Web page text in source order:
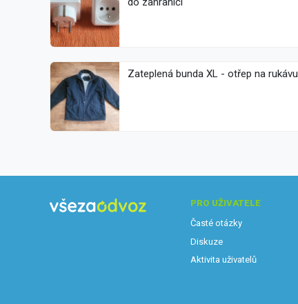
Zateplená bunda XL - otřep na rukávu
PRO UŽIVATELE
Časté otázky
Diskuze
Aktivita uživatelů